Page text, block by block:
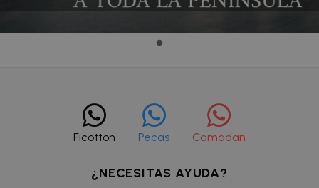
Ficotton Pecas Camadan
¿NECESITAS AYUDA?